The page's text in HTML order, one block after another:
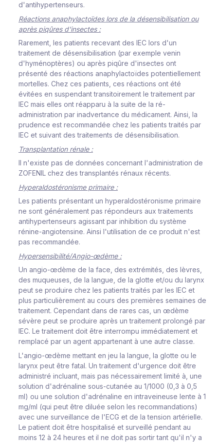
d'antihypertenseurs.
Réactions anaphylactoïdes lors de la désensibilisation ou
après piqûres d'insectes :
Rarement, les patients recevant des IEC lors d'un
traitement de désensibilisation (par exemple venin
d'hyménoptères) ou après piqûre d'insectes ont
présenté des réactions anaphylactoïdes potentiellement
mortelles. Chez ces patients, ces réactions ont été
évitées en suspendant transitoirement le traitement par
IEC mais elles ont réapparu à la suite de la ré-
administration par inadvertance du médicament. Ainsi, la
prudence est recommandée chez les patients traités par
IEC et suivant des traitements de désensibilisation.
Transplantation rénale :
Il n'existe pas de données concernant l'administration de
ZOFENIL chez des transplantés rénaux récents.
Hyperaldostéronisme primaire :
Les patients présentant un hyperaldostéronisme primaire
ne sont généralement pas répondeurs aux traitements
antihypertenseurs agissant par inhibition du système
rénine-angiotensine. Ainsi l'utilisation de ce produit n'est
pas recommandée.
Hypersensibilité/Angio-œdème :
Un angio-œdème de la face, des extrémités, des lèvres,
des muqueuses, de la langue, de la glotte et/ou du larynx
peut se produire chez les patients traités par les IEC et
plus particulièrement au cours des premières semaines de
traitement. Cependant dans de rares cas, un œdème
sévère peut se produire après un traitement prolongé par
IEC. Le traitement doit être interrompu immédiatement et
remplacé par un agent appartenant à une autre classe.
L'angio-œdème mettant en jeu la langue, la glotte ou le
larynx peut être fatal. Un traitement d'urgence doit être
administré incluant, mais pas nécessairement limité à, une
solution d'adrénaline sous-cutanée au 1/1000 (0,3 à 0,5
ml) ou une solution d'adrénaline en intraveineuse lente à 1
mg/ml (qui peut être diluée selon les recommandations)
avec une surveillance de l'ECG et de la tension artérielle.
Le patient doit être hospitalisé et surveillé pendant au
moins 12 à 24 heures et il ne doit pas sortir tant qu'il n'y a